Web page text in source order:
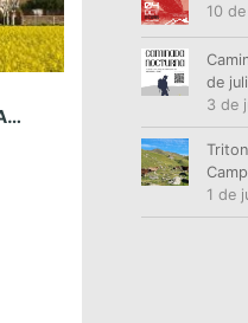
TRITONS: SORTIDA A SANT ESTEVE DE PALAUTORDERA (25 I 26 D’ABRIL)
10
de
3 de
1 de